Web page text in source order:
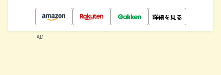
詳細を見る
AD